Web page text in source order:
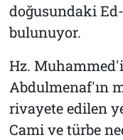
doğusundaki
bulunuyor.
Hz.
Abdulmenaf'ın
rivayete edilen
Cami ve türbe